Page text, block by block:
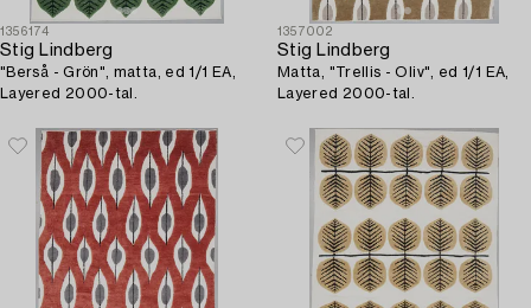
1356174
Stig Lindberg
"Berså - Grön", matta, ed 1/1 EA,
Layered 2000-tal.
1357002
Stig Lindberg
Matta, "Trellis - Oliv", ed 1/1 EA,
Layered 2000-tal.